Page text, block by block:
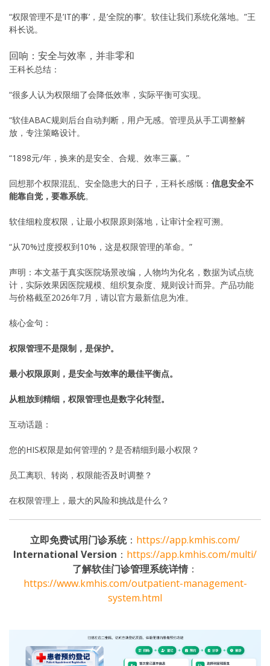
“权限管理不是’IT的事’，是’全院的事’。软佳让我们系统化落地。”王
科长说。
回响：安全与效率，并非零和
王科长总结：
“很多人认为权限细了会降低效率，实际平衡可实现。
“软佳ABAC规则后台自动判断，用户无感。管理员从手工调整解
放，专注策略设计。
“1898元/年，换来的是安全、合规、效率三赢。”
回想那个权限混乱、安全隐患大的日子，王科长感慨： 信息安全不
能靠自觉，要靠系统。
软佳细粒度权限，让最小权限原则落地，让审计全程可溯。
“从70%过度授权到10%，这是权限管理的革命。”
声明：本文基于真实医院场景改编，人物均为化名，数据为试点统
计，实际效果因医院规模、组织复杂度、规则设计而异。产品功能
与价格截至2026年7月，请以官方最新信息为准。
核心金句：
权限管理不是限制，是保护。
最小权限原则，是安全与效率的最佳平衡点。
从粗放到精细，权限管理也是数字化转型。
互动话题：
您的HIS权限是如何管理的？是否精细到最小权限？
员工离职、转岗，权限能否及时调整？
在权限管理上，最大的风险和挑战是什么？
立即免费试用门诊系统： https://app.kmhis.com/
International Version ： https://app.kmhis.com/multi/
了解软佳门诊管理系统详情：
https://www.kmhis.com/outpatient-management-
system.html